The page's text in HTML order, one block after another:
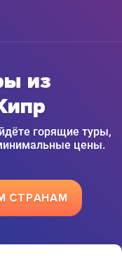
из
горящие туры,
цены.
СТРАНАМ